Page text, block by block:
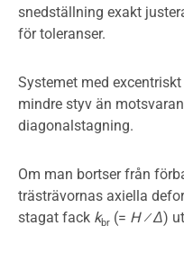
snedställning exakt
för toleranser.
Systemet med
mindre styv än
diagonalstagning.
Om man bortser från
trästrävornas axiella
stagat fack kbr (= H ⁄ Δ)